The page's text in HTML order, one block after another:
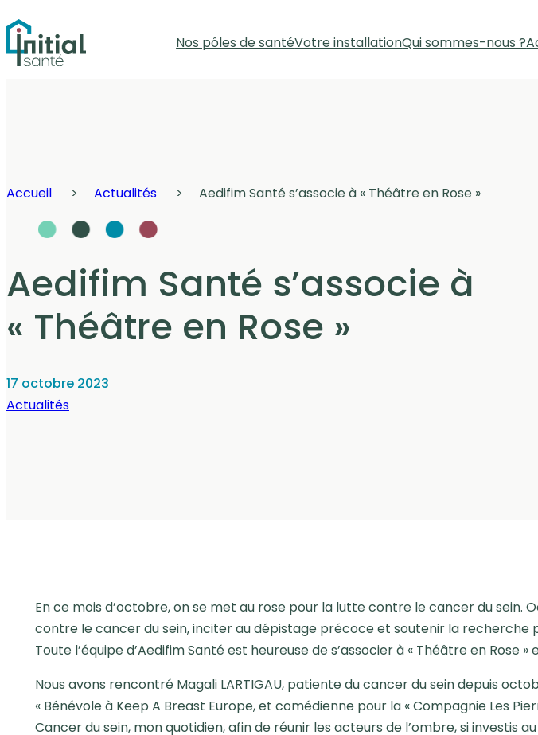
Nos pôles de santéVotre installationQui sommes-nous ?
Accueil Actualités Aedifim Santé s’associe à « Théâtre en Rose »
Aedifim Santé s’associe à
« Théâtre en Rose »
17 octobre 2023
Actualités
En ce mois d’octobre, on se met au rose pour la lutte contre le cancer du sein.
contre le cancer du sein, inciter au dépistage précoce et soutenir la recherche
Toute l’équipe d’Aedifim Santé est heureuse de s’associer à « Théâtre en Rose
Nous avons rencontré Magali LARTIGAU, patiente du cancer du sein depuis
« Bénévole à Keep A Breast Europe, et comédienne pour la « Compagnie Les
Cancer du sein, mon quotidien, afin de réunir les acteurs de l’ombre, si